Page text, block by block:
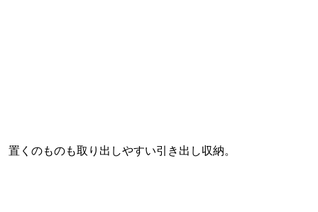
置くのものも取り出しやすい引き出し収納。